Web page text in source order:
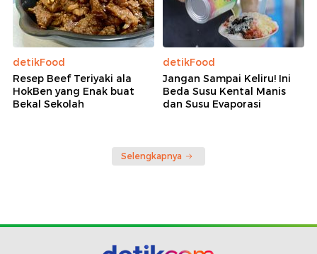
detikFood
Resep Beef Teriyaki ala
HokBen yang Enak buat
Bekal Sekolah
detikFood
Jangan Sampai Keliru! Ini
Beda Susu Kental Manis
dan Susu Evaporasi
Selengkapnya